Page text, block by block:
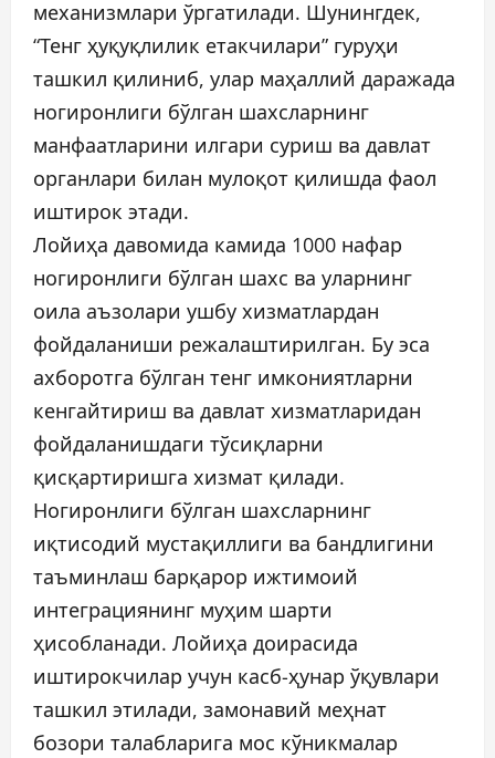
механизмлари ўргатилади. Шунингдек,
“Тенг ҳуқуқлилик етакчилари” гуруҳи
ташкил қилиниб, улар маҳаллий даражада
ногиронлиги бўлган шахсларнинг
манфаатларини илгари суриш ва давлат
органлари билан мулоқот қилишда фаол
иштирок этади.
Лойиҳа давомида камида 1000 нафар
ногиронлиги бўлган шахс ва уларнинг
оила аъзолари ушбу хизматлардан
фойдаланиши режалаштирилган. Бу эса
ахборотга бўлган тенг имкониятларни
кенгайтириш ва давлат хизматларидан
фойдаланишдаги тўсиқларни
қисқартиришга хизмат қилади.
Ногиронлиги бўлган шахсларнинг
иқтисодий мустақиллиги ва бандлигини
таъминлаш барқарор ижтимоий
интеграциянинг муҳим шарти
ҳисобланади. Лойиҳа доирасида
иштирокчилар учун касб-ҳунар ўқувлари
ташкил этилади, замонавий меҳнат
бозори талабларига мос кўникмалар